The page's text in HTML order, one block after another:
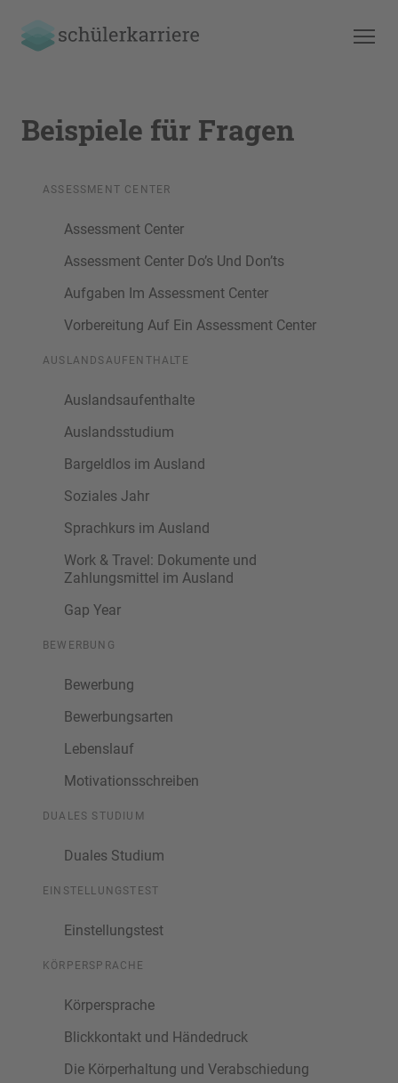
Beispiele für Fragen
ASSESSMENT CENTER
Assessment Center
Assessment Center Do’s Und Don’ts
Aufgaben Im Assessment Center
Vorbereitung Auf Ein Assessment Center
AUSLANDSAUFENTHALTE
Auslandsaufenthalte
Auslandsstudium
Bargeldlos im Ausland
Soziales Jahr
Sprachkurs im Ausland
Work & Travel: Dokumente und
Zahlungsmittel im Ausland
Gap Year
BEWERBUNG
Bewerbung
Bewerbungsarten
Lebenslauf
Motivationsschreiben
DUALES STUDIUM
Duales Studium
EINSTELLUNGSTEST
Einstellungstest
KÖRPERSPRACHE
Körpersprache
Blickkontakt und Händedruck
Die Körperhaltung und Verabschiedung